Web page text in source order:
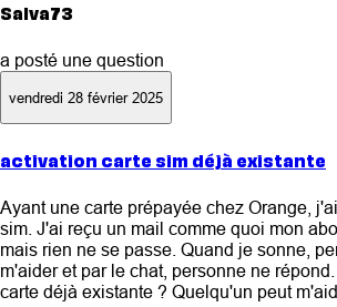
Salva73
a posté une question
vendredi 28 février 2025
activation carte sim déjà existante
Ayant une carte prépayée chez Orange,
sim. J'ai reçu un mail comme quoi mon
mais rien ne se passe. Quand je sonne,
m'aider et par le chat, personne ne
carte déjà existante ? Quelqu'un peut